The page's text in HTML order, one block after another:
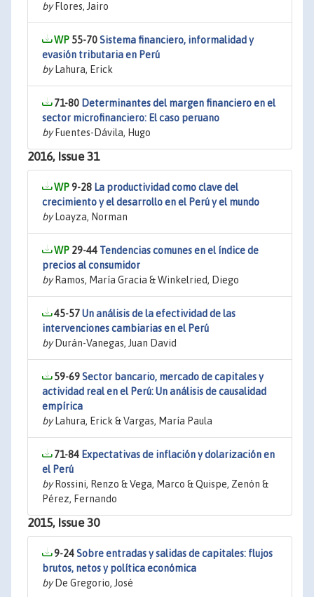
byFlores, Jairo
55-70Sistema financiero, informalidad y
evasión tributaria en Perú
byLahura, Erick
71-80 Determinantes del margen financiero en el
sector microfinanciero: El caso peruano
byFuentes-Dávila, Hugo
2016, Issue 31
9-28 La productividad como clave del
crecimiento y el desarrollo en el Perú y el mundo
byLoayza, Norman
29-44 Tendencias comunes en el índice de
precios al consumidor
byRamos, María Gracia & Winkelried, Diego
45-57Un análisis de la efectividad de las
intervenciones cambiarias en el Perú
byDurán-Vanegas, Juan David
59-69Sector bancario, mercado de capitales y
actividad real en el Perú: Un análisis de causalidad
empírica
byLahura, Erick & Vargas, María Paula
71-84 Expectativas de inflación y dolarización en
el Perú
byRossini, Renzo & Vega, Marco & Quispe, Zenón &
Pérez, Fernando
2015, Issue 30
9-24Sobre entradas y salidas de capitales: flujos
brutos, netos y política económica
byDe Gregorio, José